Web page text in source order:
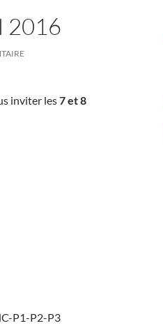
2016
inviter les7 et 8
P1-P2-P3